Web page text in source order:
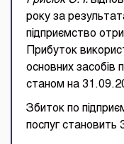
року за
підприємство
Прибуток
основних засобів
станом на
Збиток по
послуг становить